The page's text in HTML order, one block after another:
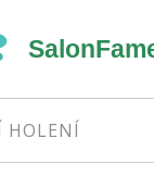
HOLENÍ